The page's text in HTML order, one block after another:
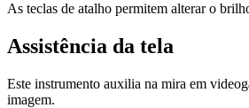
As teclas de atalho permitem alterar o
Assistência da tela
Este instrumento auxilia na mira em
imagem.